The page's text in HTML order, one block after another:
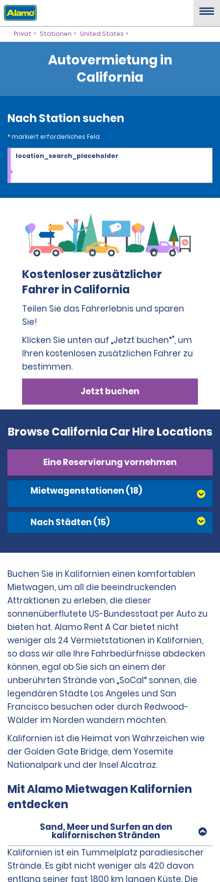
Privat Stationen United States
Autovermietung in
California
Nach Station suchen
* markiert erforderliches Feld
location_search_placeholder
Kostenloser zusätzlicher
Fahrer in California
Teilen Sie das Fahrerlebnis und sparen
Sie!
Klicken Sie unten auf „Jetzt buchen“", um
Ihren kostenlosen zusätzlichen Fahrer zu
bestimmen.
Jetzt buchen
Browse California Car Hire Locations
Eine Reservierung vornehmen
Mietwagenstationen (18)
Nach Städten (15)
Buchen Sie in Kalifornien einen komfortablen
Mietwagen, um all die beeindruckenden
Attraktionen zu erleben, die dieser
sonnenüberflutete US-Bundesstaat per Auto zu
bieten hat. Alamo Rent A Car bietet nicht
weniger als 24 Vermietstationen in Kalifornien,
so dass wir alle Ihre Fahrbedürfnisse abdecken
können, egal ob Sie sich an einem der
unberührten Strände von „SoCal“ sonnen, die
legendären Städte Los Angeles und San
Francisco besuchen oder durch Redwood-
Wälder im Norden wandern möchten.
Kalifornien ist die Heimat von Wahrzeichen wie
der Golden Gate Bridge, dem Yosemite
Nationalpark und der Insel Alcatraz.
Mit Alamo Mietwagen Kalifornien
entdecken
Sand, Meer und Surfen an den
kalifornischen Stränden
Kalifornien ist ein Tummelplatz paradiesischer
Strände. Es gibt nicht weniger als 420 davon
entlang seiner fast 1800 km langen Küste. Die